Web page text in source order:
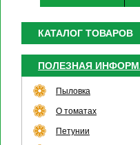
КАТАЛОГ ТОВАРОВ
ПОЛЕЗНАЯ
Пыловка
О томатах
Петунии